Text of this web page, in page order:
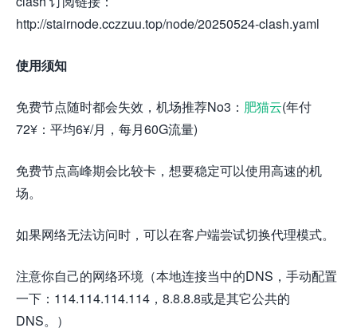
http://stairnode.cczzuu.top/node/20250524-clash.yaml
使用须知
免费节点随时都会失效，机场推荐No3： 肥猫云(年付
72¥：平均6¥/月，每月60G流量)
免费节点高峰期会比较卡，想要稳定可以使用高速的机
场。
如果网络无法访问时，可以在客户端尝试切换代理模式。
注意你自己的网络环境（本地连接当中的DNS，手动配置
一下：114.114.114.114，8.8.8.8或是其它公共的
DNS。）